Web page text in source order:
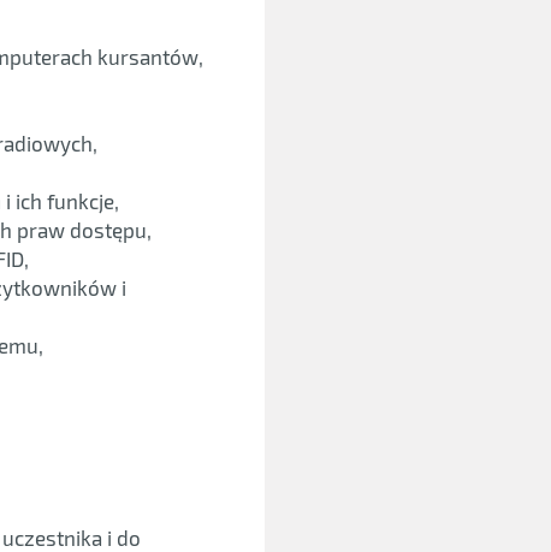
kursantów,
ich funkcje,
praw dostępu,
i
i do